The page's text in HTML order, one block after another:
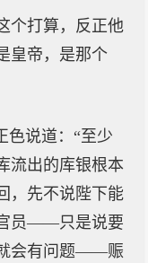
个打算，反正他
皇帝，是那个
说道：“至少
流出的库银根本
，先不说陛下能
员——只是说要
会有问题——赈